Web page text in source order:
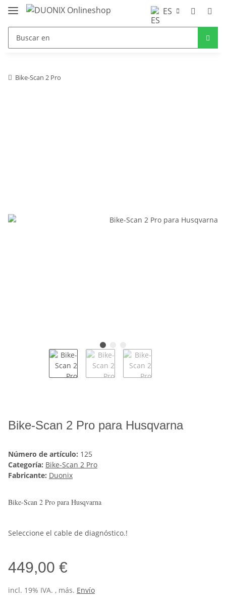
ES
Bike-Scan 2 Pro
Bike-Scan 2 Pro para Husqvarna
Número de artículo: 125
Categoría: Bike-Scan 2 Pro
Fabricante: Duonix
Bike-Scan 2 Pro para Husqvarna
Seleccione el cable de diagnóstico.!
449,00 €
incl. 19% IVA. , más. Envío